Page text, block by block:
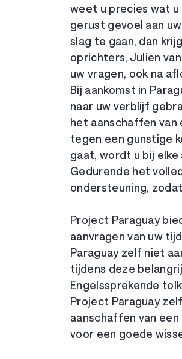
weet u precies wat
gerust gevoel aan
slag te gaan, dan
oprichters, Julien
uw vragen, ook na
Bij aankomst in
naar uw verblijf
het aanschaffen van
tegen een gunstige
gaat, wordt u bij
Gedurende het
ondersteuning,
Project Paraguay
aanvragen van uw
Paraguay zelf niet
tijdens deze
Engelssprekende
Project Paraguay
aanschaffen van
voor een goede